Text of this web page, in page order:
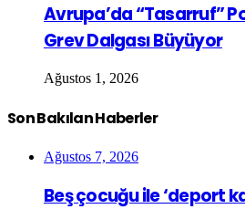
Avrupa’da “Tasarruf”
Grev Dalgası Büyüyor
Ağustos 1, 2026
Son Bakılan Haberler
Ağustos 7, 2026
Beş çocuğu ile ‘deport